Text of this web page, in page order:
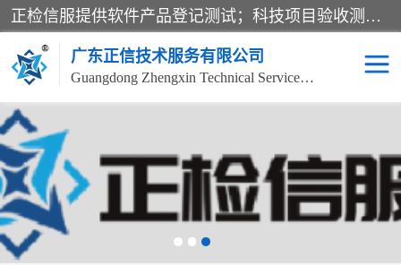
正检信服提供软件产品登记测试；科技项目验收测试；产品确认测试；功能测试；性能测试；安全测试；代码审计测试；漏洞扫描测试；渗透测试；风险评估测试；信息安全等级保护测评；双软认定；实验室建设质量体系建设；软件着作权、软件评测等服务。
广东正信技术服务有限公司
Guangdong Zhengxin Technical Service Co., Ltd
电子政务验收测评 数字信息化验收测评
应用软件系统测试 信息系统漏洞扫描
科技成果鉴定测试